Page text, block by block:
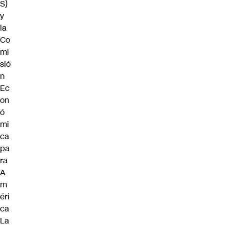
S)
y
la
Co
mi
sió
n
Ec
on
ó
mi
ca
pa
ra
A
m
éri
ca
La